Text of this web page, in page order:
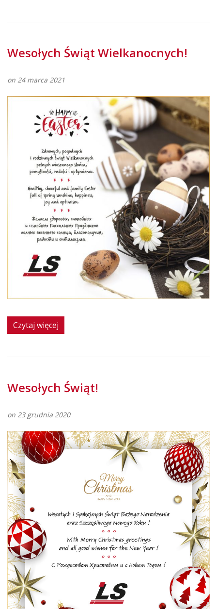
Wesołych Świąt Wielkanocnych!
on 24 marca 2021
Czytaj więcej
Wesołych Świąt!
on 23 grudnia 2020